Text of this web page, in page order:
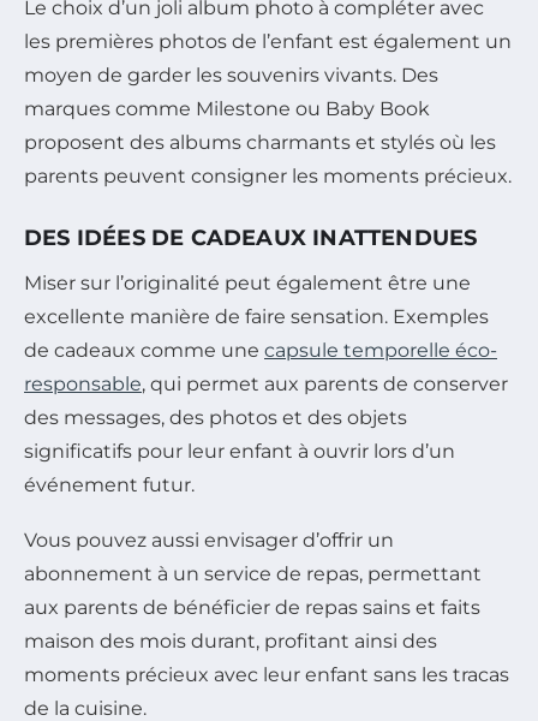
Le choix d’un joli album photo à compléter avec
les premières photos de l’enfant est également un
moyen de garder les souvenirs vivants. Des
marques comme Milestone ou Baby Book
proposent des albums charmants et stylés où les
parents peuvent consigner les moments précieux.
DES IDÉES DE CADEAUX INATTENDUES
Miser sur l’originalité peut également être une
excellente manière de faire sensation. Exemples
de cadeaux comme une capsule temporelle éco-
responsable, qui permet aux parents de conserver
des messages, des photos et des objets
significatifs pour leur enfant à ouvrir lors d’un
événement futur.
Vous pouvez aussi envisager d’offrir un
abonnement à un service de repas, permettant
aux parents de bénéficier de repas sains et faits
maison des mois durant, profitant ainsi des
moments précieux avec leur enfant sans les tracas
de la cuisine.